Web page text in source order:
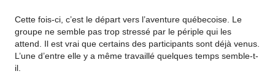
Cette fois-ci, c’est le départ vers l’aventure québecoise. Le
groupe ne semble pas trop stressé par le périple qui les
attend. Il est vrai que certains des participants sont déjà venus.
L’une d’entre elle y a même travaillé quelques temps semble-t-
il.